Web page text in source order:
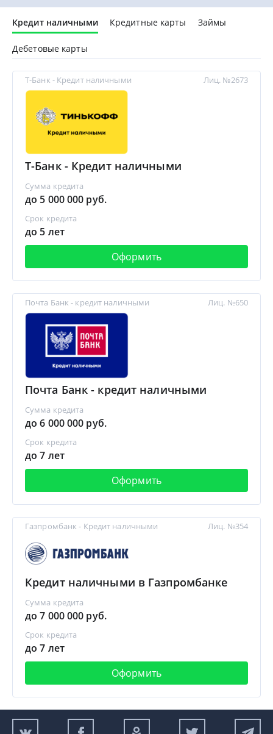
Кредит наличными Кредитные карты Займы
Дебетовые карты
Т-Банк - Кредит наличными
Т-Банк - Кредит наличными
Сумма кредита
до 5 000 000 руб.
Срок кредита
до 5 лет
Оформить
Лиц. №2673
Почта Банк - кредит наличными
Почта Банк - кредит наличными
Сумма кредита
до 6 000 000 руб.
Срок кредита
до 7 лет
Оформить
Лиц. №650
Газпромбанк - Кредит наличными
Кредит наличными в Газпромбанке
Сумма кредита
до 7 000 000 руб.
Срок кредита
до 7 лет
Оформить
Лиц. №354